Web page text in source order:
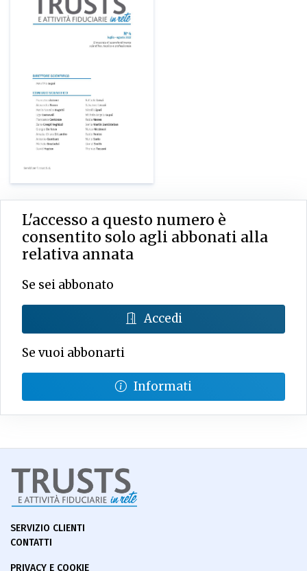
L'accesso a questo numero è
consentito solo agli abbonati alla
relativa annata
Se sei abbonato
Accedi
Se vuoi abbonarti
Informati
SERVIZIO CLIENTI
CONTATTI
PRIVACY E COOKIE